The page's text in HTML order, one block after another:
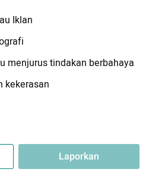
Iklan
menjurus tindakan berbahaya
kekerasan
Laporkan